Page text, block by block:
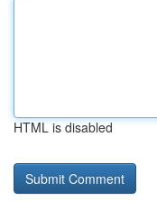
HTML is disabled